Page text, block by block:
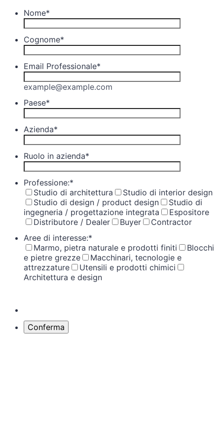
Nome*
Cognome*
Email Professionale*
example@example.com
Paese*
Azienda*
Ruolo in azienda*
Professione:*
Studio di architettura
Studio di interior design
Studio di design / product design
Studio di
ingegneria / progettazione integrata
Espositore
Distributore / Dealer
Buyer
Contractor
Aree di interesse:*
Marmo, pietra naturale e prodotti finiti
Blocchi
e pietre grezze
Macchinari, tecnologie e
attrezzature
Utensili e prodotti chimici
Architettura e design
Conferma